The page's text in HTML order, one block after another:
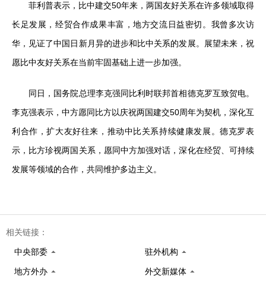
菲利普表示，比中建交50年来，两国友好关系在许多领域取得
长足发展，经贸合作成果丰富，地方交流日益密切。我曾多次访
华，见证了中国日新月异的进步和比中关系的发展。展望未来，祝
愿比中友好关系在当前牢固基础上进一步加强。
同日，国务院总理李克强同比利时联邦首相德克罗互致贺电。
李克强表示，中方愿同比方以庆祝两国建交50周年为契机，深化互
利合作，扩大友好往来，推动中比关系持续健康发展。德克罗表
示，比方珍视两国关系，愿同中方加强对话，深化在经贸、可持续
发展等领域的合作，共同维护多边主义。
相关链接：
中央部委 驻外机构
地方外办 外交新媒体